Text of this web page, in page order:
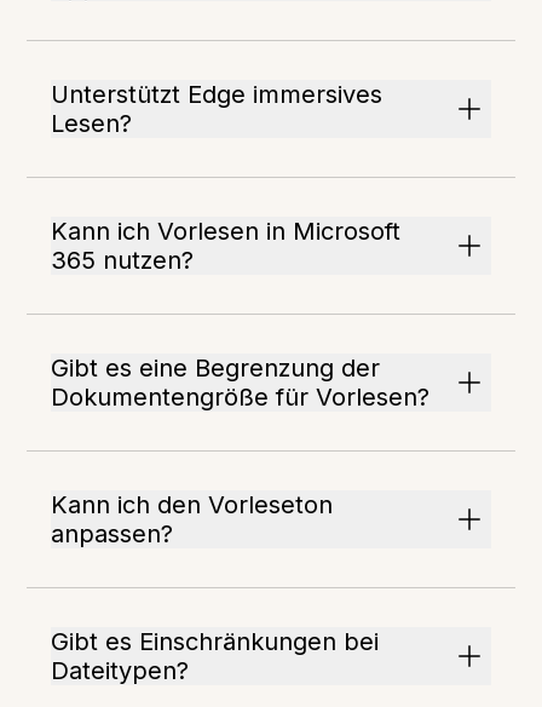
Unterstützt Edge immersives
Lesen?
Kann ich Vorlesen in Microsoft
365 nutzen?
Gibt es eine Begrenzung der
Dokumentengröße für Vorlesen?
Kann ich den Vorleseton
anpassen?
Gibt es Einschränkungen bei
Dateitypen?